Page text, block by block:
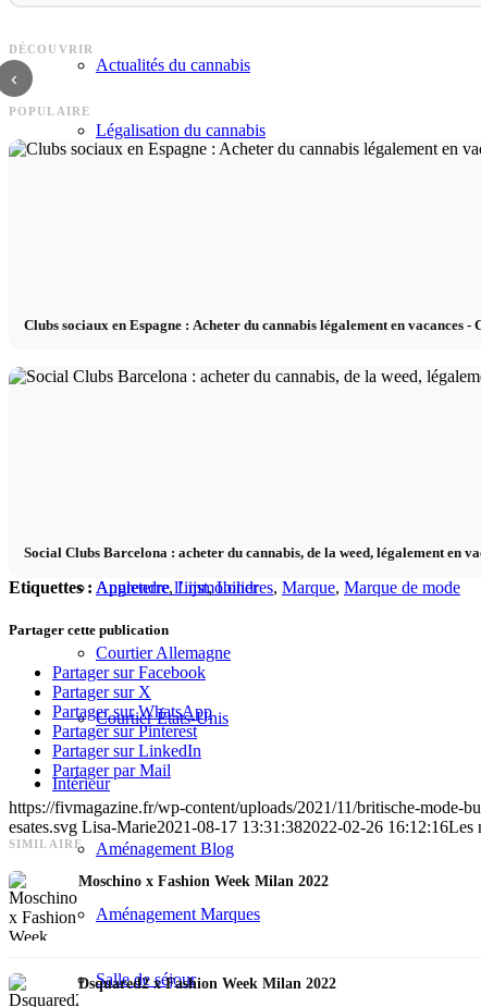
Actualités du cannabis
Légalisation du cannabis
Types de biens immobiliers
Apprendre l’immobilier
Courtier Allemagne
Courtier États-Unis
Intérieur
Aménagement Blog
Aménagement Marques
Salle de séjour
DÉCOUVRIR
‹
Vogue et chaîne Youtube
POPULAIRE
Clubs sociaux en Espagne : Acheter du cannabis légalement en vacances -
Social Clubs Barcelona : acheter du cannabis, de la weed, légalement en
Etiquettes : Angleterre,Lijst,Londres, Marque, Marque de mode
Partager cette publication
Partager sur Facebook
Partager sur X
Partager sur WhatsApp
Partager sur Pinterest
Partager sur LinkedIn
Partager par Mail
https://fivmagazine.fr/wp-content/uploads/2021/11/britische-mode-
esates.svg Lisa-Marie2021-08-17 13:31:382022-02-26 16:12:16Les
SIMILAIRE
Moschino x Fashion Week Milan 2022
Dsquared2 x Fashion Week Milan 2022